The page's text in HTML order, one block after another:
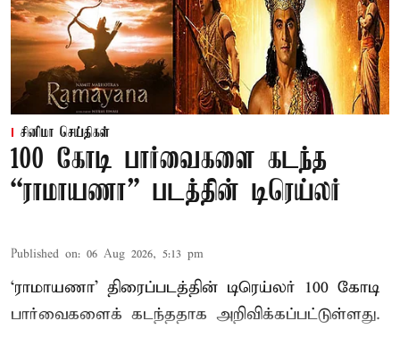
சினிமா செய்திகள்
100 கோடி பார்வைகளை கடந்த
“ராமாயணா” படத்தின் டிரெய்லர்
Published on: 06 Aug 2026, 5:13 pm
‘ராமாயணா’ திரைப்படத்தின் டிரெய்லர் 100 கோடி
பார்வைகளைக் கடந்ததாக அறிவிக்கப்பட்டுள்ளது.